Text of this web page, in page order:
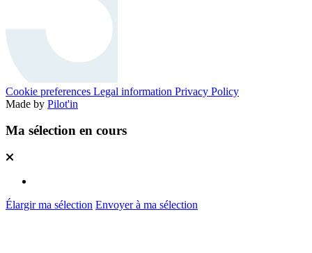
Cookie preferences Legal information Privacy Policy
Made by Pilot'in
Ma sélection en cours
Élargir ma sélection Envoyer à ma sélection